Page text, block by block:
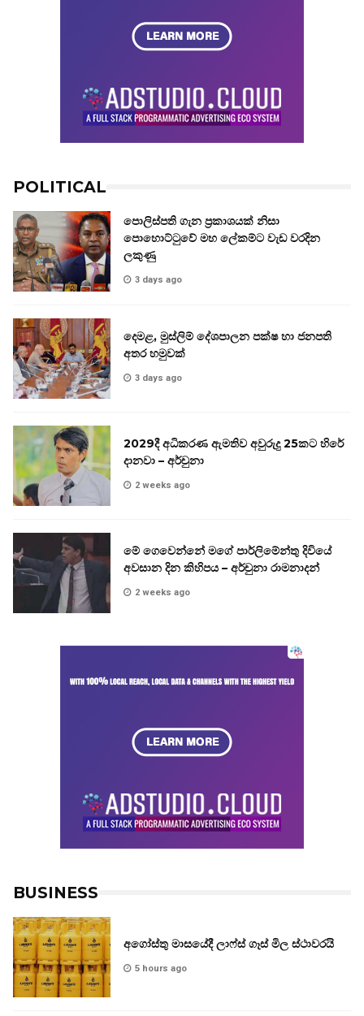
POLITICAL
පොලිස්පති ගැන ප්‍රකාශයක් නිසා
පොහොට්ටුවේ මහ ලේකම්ට වැඩ වරදින
ලකුණු
3 days ago
දෙමළ, මුස්ලිම් දේශපාලන පක්ෂ හා ජනපති
අතර හමුවක්
3 days ago
2029දී අධිකරණ ඇමතිව අවුරුදු 25කට හිරේ
දානවා – අර්චුනා
2 weeks ago
මේ ගෙවෙන්නේ මගේ පාර්ලිමේන්තු දිවියේ
අවසාන දින කිහිපය – අර්චුනා රාමනාදන්
2 weeks ago
BUSINESS
අගෝස්තු මාසයේදී ලාෆ්ස් ගෑස් මිල ස්ථාවරයි
5 hours ago